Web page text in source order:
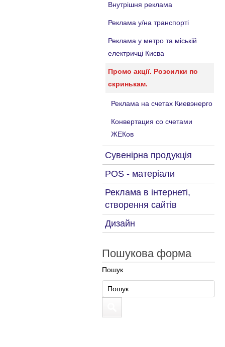
Внутрішня реклама
Реклама у/на транспорті
Реклама у метро та міській
електричці Києва
Промо акції. Розсилки по
скринькам.
Реклама на счетах Киевэнерго
Конвертация со счетами
ЖЕКов
Сувенірна продукція
POS - матеріали
Реклама в інтернеті,
створення сайтів
Дизайн
Пошукова форма
Пошук